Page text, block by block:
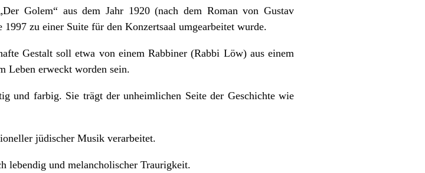
Golem“ aus dem Jahr 1920 (nach dem Roman von Gustav
zu einer Suite für den Konzertsaal umgearbeitet wurde.
Gestalt soll etwa von einem Rabbiner (Rabbi Löw) aus einem
Leben erweckt worden sein.
und farbig. Sie trägt der unheimlichen Seite der Geschichte wie
jüdischer Musik verarbeitet.
lebendig und melancholischer Traurigkeit.